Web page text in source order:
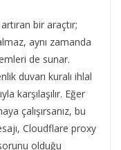
bir araçtır;
aynı zamanda
de sunar.
duvarı kuralı ihlal
karşılaşılır. Eğer
çalışırsanız, bu
Cloudflare proxy
olduğu